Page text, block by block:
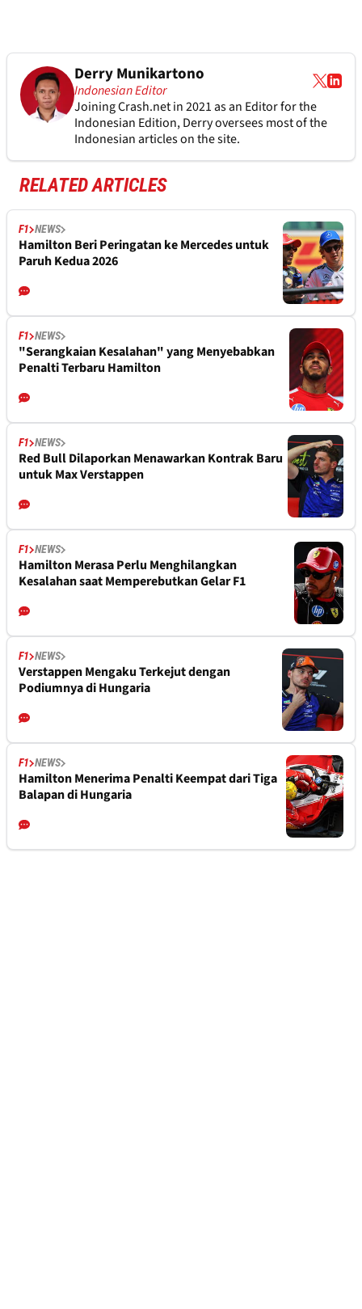
Derry Munikartono
Indonesian Editor
Joining Crash.net in 2021 as an Editor for the
Indonesian Edition, Derry oversees most of the
Indonesian articles on the site.
RELATED ARTICLES
F1 NEWS
Hamilton Beri Peringatan ke Mercedes untuk
Paruh Kedua 2026
F1 NEWS
"Serangkaian Kesalahan" yang Menyebabkan
Penalti Terbaru Hamilton
F1 NEWS
Red Bull Dilaporkan Menawarkan Kontrak Baru
untuk Max Verstappen
F1 NEWS
Hamilton Merasa Perlu Menghilangkan
Kesalahan saat Memperebutkan Gelar F1
F1 NEWS
Verstappen Mengaku Terkejut dengan
Podiumnya di Hungaria
F1 NEWS
Hamilton Menerima Penalti Keempat dari Tiga
Balapan di Hungaria